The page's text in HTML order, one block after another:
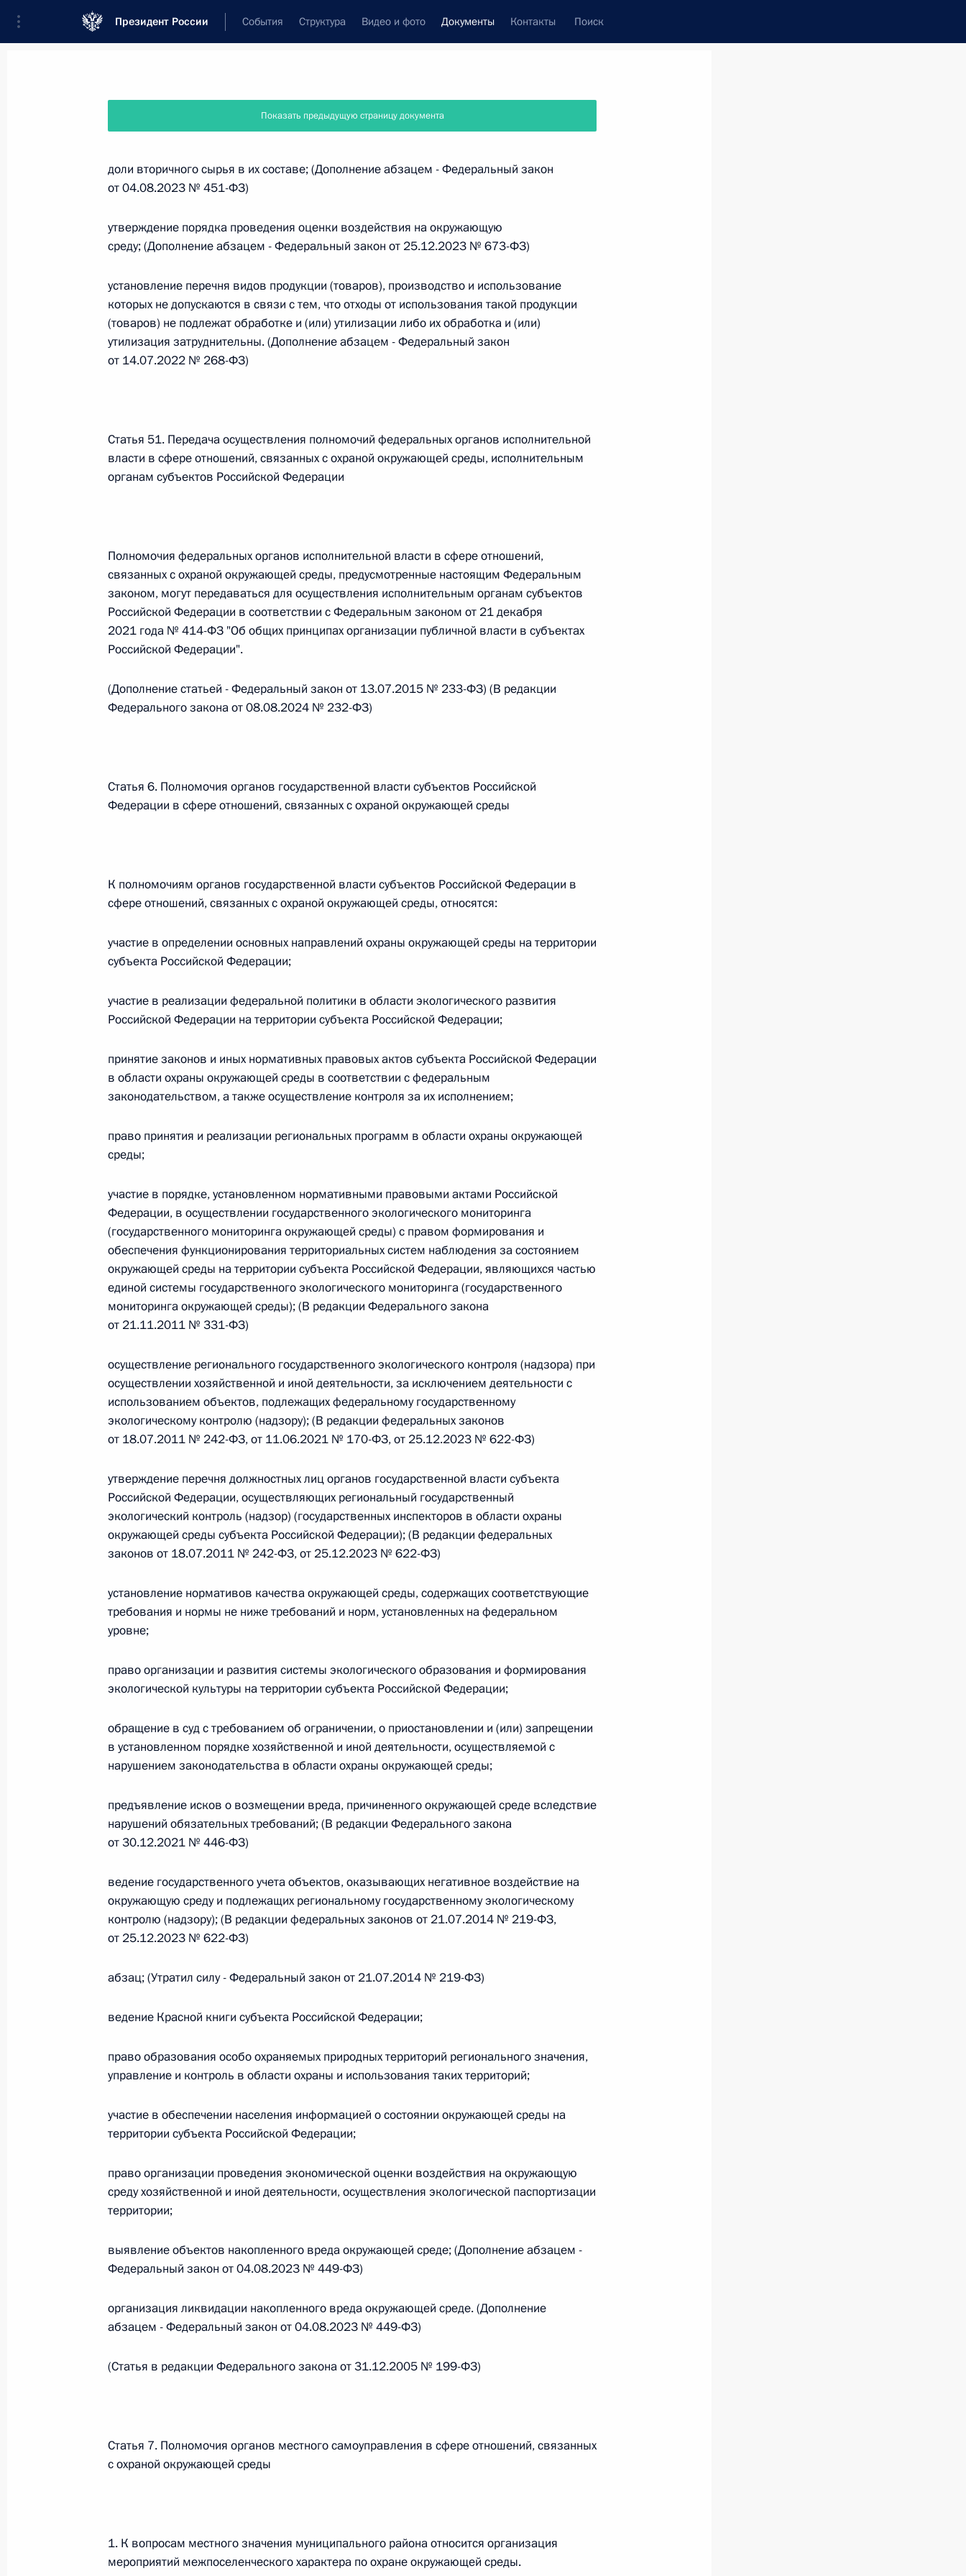
Президент России События Структура Видео и фото Документы Контакты Поиск
Название документа или его номер
Текст в документе
Вид документа
Дата вступления в силу... или дата принятия
Найти документ
26 июля 2026 года
26 июля 2026 года
Федеральный закон от 26.07.2026 г. № 265-ФЗ
О внесении изменений в статью 12 Федерального закона «О персональных данных» и отдельные
26 июля 2026 года
О внесении изменений в Федеральный закон «О присяжных заседателях федеральных судов общей
юрисдикции в Российской Федерации»
Федеральный закон от 26.07.2026 г. № 263-ФЗ
О внесении изменений в статью 12 Федерального закона «О государственной регистрации
26 июля 2026 года
Федеральный закон от 26.07.2026 г. № 242-ФЗ
кодекса Российской Федерации
26 июля 2026 года
Федеральный закон от 26.07.2026 г. № 246-ФЗ
26 июля 2026 года
Федеральный закон от 26.07.2026 г. № 268-ФЗ
О внесении изменений в Федеральный закон «О пробации в Российской Федерации»
26 июля 2026 года
Федеральный закон от 26.07.2026 г. № 267-ФЗ
О внесении изменения в статью 2 Федерального закона «О благотворительной деятельности
и добровольчестве (волонтерстве)»
26 июля 2026 года
Федеральный закон от 26.07.2026 г. № 251-ФЗ
О внесении изменений в Уголовный кодекс Российской Федерации и статьи 31 и 151 Уголовно-
процессуального кодекса Российской Федерации
Федеральный закон от 26.07.2026 г. № 264-ФЗ
О внесении изменений в статью 13–2 Федерального закона «Об актах гражданского состояния»
и признании утратившим силу пункта 1 части 13 статьи 3 Федерального закона «О внесении
изменений в Федеральный закон „Об актах гражданского состояния“
О внесении изменения в статью 10 Федерального закона «Об автономных учреждениях»
26 июля 2026 года
Федеральный закон от 26.07.2026 г. № 244-ФЗ
О ратификации Соглашения между Правительством Российской Федерации и Кабинетом
Министров Киргизской Республики о правовом статусе представительств компетентных органов
26 июля 2026 года
О внесении изменений в Кодекс внутреннего водного транспорта Российской Федерации и статью 1
Федерального закона «Об обеспечении единства измерений»
Федеральный закон от 26.07.2026 г. № 250-ФЗ
О внесении изменений в Кодекс Российской Федерации об административных правонарушениях
26 июля 2026 года
О внесении изменения в статью 6 Закона Российской Федерации «О защите прав потребителей»
26 июля 2026 года
правонарушениях
26 июля 2026 года
О ратификации Соглашения между Правительством Российской Федерации и Правительством
Республики Беларусь о сотрудничестве в сфере деятельности с драгоценными металлами,
Показать предыдущую страницу документа
доли вторичного сырья в их составе; (Дополнение абзацем - Федеральный закон
от 04.08.2023 № 451-ФЗ)
утверждение порядка проведения оценки воздействия на окружающую
среду; (Дополнение абзацем - Федеральный закон от 25.12.2023 № 673-ФЗ)
установление перечня видов продукции (товаров), производство и использование
которых не допускаются в связи с тем, что отходы от использования такой продукции
(товаров) не подлежат обработке и (или) утилизации либо их обработка и (или)
утилизация затруднительны. (Дополнение абзацем - Федеральный закон
от 14.07.2022 № 268-ФЗ)
Статья 51. Передача осуществления полномочий федеральных органов исполнительной
власти в сфере отношений, связанных с охраной окружающей среды, исполнительным
органам субъектов Российской Федерации
Полномочия федеральных органов исполнительной власти в сфере отношений,
связанных с охраной окружающей среды, предусмотренные настоящим Федеральным
законом, могут передаваться для осуществления исполнительным органам субъектов
Российской Федерации в соответствии с Федеральным законом от 21 декабря
2021 года № 414-ФЗ "Об общих принципах организации публичной власти в субъектах
Российской Федерации".
(Дополнение статьей - Федеральный закон от 13.07.2015 № 233-ФЗ) (В редакции
Федерального закона от 08.08.2024 № 232-ФЗ)
Статья 6. Полномочия органов государственной власти субъектов Российской
Федерации в сфере отношений, связанных с охраной окружающей среды
К полномочиям органов государственной власти субъектов Российской Федерации в
сфере отношений, связанных с охраной окружающей среды, относятся:
участие в определении основных направлений охраны окружающей среды на территории
субъекта Российской Федерации;
участие в реализации федеральной политики в области экологического развития
Российской Федерации на территории субъекта Российской Федерации;
принятие законов и иных нормативных правовых актов субъекта Российской Федерации
в области охраны окружающей среды в соответствии с федеральным
законодательством, а также осуществление контроля за их исполнением;
право принятия и реализации региональных программ в области охраны окружающей
среды;
участие в порядке, установленном нормативными правовыми актами Российской
Федерации, в осуществлении государственного экологического мониторинга
(государственного мониторинга окружающей среды) с правом формирования и
обеспечения функционирования территориальных систем наблюдения за состоянием
окружающей среды на территории субъекта Российской Федерации, являющихся частью
единой системы государственного экологического мониторинга (государственного
мониторинга окружающей среды); (В редакции Федерального закона
от 21.11.2011 № 331-ФЗ)
осуществление регионального государственного экологического контроля (надзора) при
осуществлении хозяйственной и иной деятельности, за исключением деятельности с
использованием объектов, подлежащих федеральному государственному
экологическому контролю (надзору); (В редакции федеральных законов
от 18.07.2011 № 242-ФЗ, от 11.06.2021 № 170-ФЗ, от 25.12.2023 № 622-ФЗ)
утверждение перечня должностных лиц органов государственной власти субъекта
Российской Федерации, осуществляющих региональный государственный
экологический контроль (надзор) (государственных инспекторов в области охраны
окружающей среды субъекта Российской Федерации); (В редакции федеральных
законов от 18.07.2011 № 242-ФЗ, от 25.12.2023 № 622-ФЗ)
установление нормативов качества окружающей среды, содержащих соответствующие
требования и нормы не ниже требований и норм, установленных на федеральном
уровне;
право организации и развития системы экологического образования и формирования
экологической культуры на территории субъекта Российской Федерации;
обращение в суд с требованием об ограничении, о приостановлении и (или) запрещении
в установленном порядке хозяйственной и иной деятельности, осуществляемой с
нарушением законодательства в области охраны окружающей среды;
предъявление исков о возмещении вреда, причиненного окружающей среде вследствие
нарушений обязательных требований; (В редакции Федерального закона
от 30.12.2021 № 446-ФЗ)
ведение государственного учета объектов, оказывающих негативное воздействие на
окружающую среду и подлежащих региональному государственному экологическому
контролю (надзору); (В редакции федеральных законов от 21.07.2014 № 219-ФЗ,
от 25.12.2023 № 622-ФЗ)
абзац; (Утратил силу - Федеральный закон от 21.07.2014 № 219-ФЗ)
ведение Красной книги субъекта Российской Федерации;
право образования особо охраняемых природных территорий регионального значения,
управление и контроль в области охраны и использования таких территорий;
участие в обеспечении населения информацией о состоянии окружающей среды на
территории субъекта Российской Федерации;
право организации проведения экономической оценки воздействия на окружающую
среду хозяйственной и иной деятельности, осуществления экологической паспортизации
территории;
выявление объектов накопленного вреда окружающей среде; (Дополнение абзацем -
Федеральный закон от 04.08.2023 № 449-ФЗ)
организация ликвидации накопленного вреда окружающей среде. (Дополнение
абзацем - Федеральный закон от 04.08.2023 № 449-ФЗ)
(Статья в редакции Федерального закона от 31.12.2005 № 199-ФЗ)
Статья 7. Полномочия органов местного самоуправления в сфере отношений, связанных
с охраной окружающей среды
1. К вопросам местного значения муниципального района относится организация
мероприятий межпоселенческого характера по охране окружающей среды.